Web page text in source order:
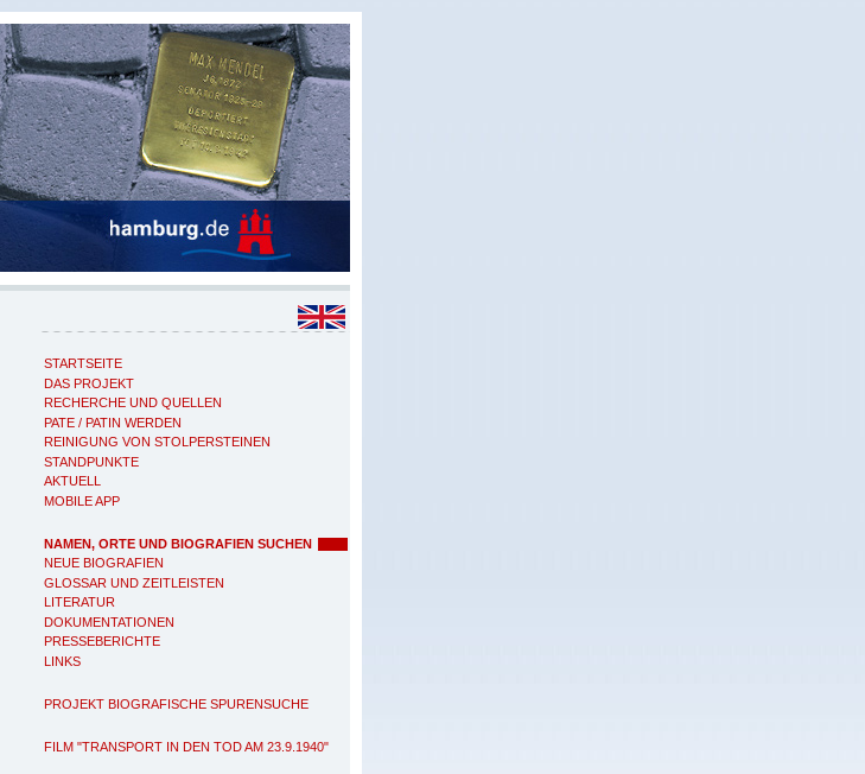
STARTSEITE
DAS PROJEKT
RECHERCHE UND QUELLEN
PATE / PATIN WERDEN
REINIGUNG VON STOLPERSTEINEN
STANDPUNKTE
AKTUELL
MOBILE APP
NAMEN, ORTE UND BIOGRAFIEN SUCHEN
NEUE BIOGRAFIEN
GLOSSAR UND ZEITLEISTEN
LITERATUR
DOKUMENTATIONEN
PRESSEBERICHTE
LINKS
PROJEKT BIOGRAFISCHE SPURENSUCHE
FILM "TRANSPORT IN DEN TOD AM 23.9.1940"